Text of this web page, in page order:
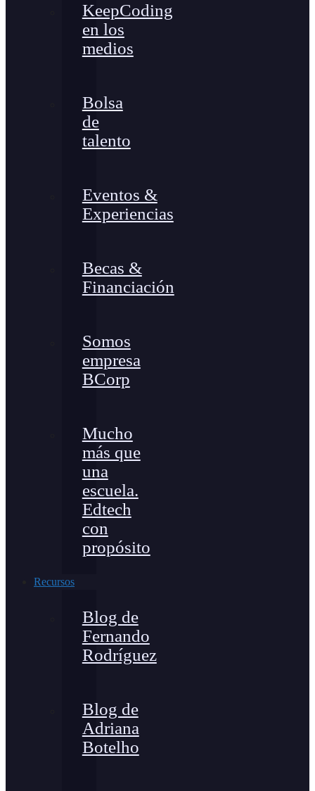
KeepCoding
en los
medios
Bolsa
de
talento
Eventos &
Experiencias
Becas &
Financiación
Somos
empresa
BCorp
Mucho
más que
una
escuela.
Edtech
con
propósito
Recursos
Blog de
Fernando
Rodríguez
Blog de
Adriana
Botelho